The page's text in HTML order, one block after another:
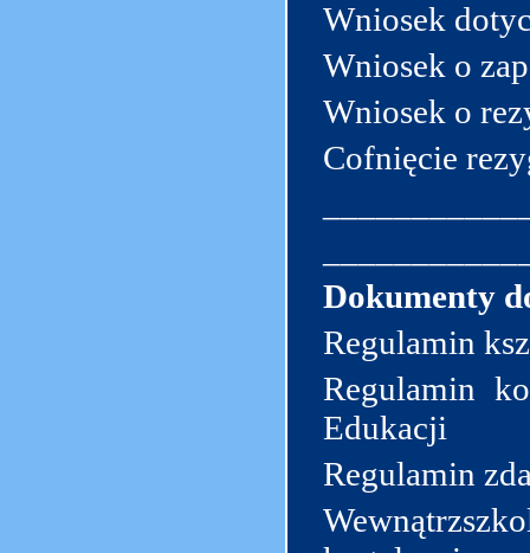
Wniosek
Wniosek o
Wniosek o
Cofnięcie
Dokumenty
Regulamin
Regulamin
Edukacji
Regulamin